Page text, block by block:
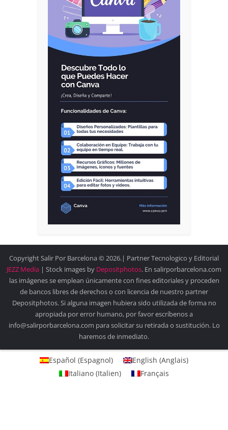
Copyright Salir Por Barcelona © 2026.| Partner Tecnologico y Editorial
JEZZ Media | Stock images by Depositphotos. En salirporbarcelona.com
las imágenes se emplean únicamente con fines editoriales y proceden
de bancos libres de derechos o con licencia de nuestro partner
Depositphotos. Si alguna imagen hubiera sido utilizada de forma no
apropiada por error humano, por favor escríbenos a
info@salirporbarcelona.com para solicitar su retirada o sustitución. Lo
haremos de inmediato.
Español (Espagnol) English (Anglais)
Italiano (Italien) Français